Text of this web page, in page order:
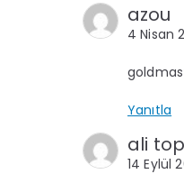
azou
4 Nisan
Yanıtla
ali
14 Eylül